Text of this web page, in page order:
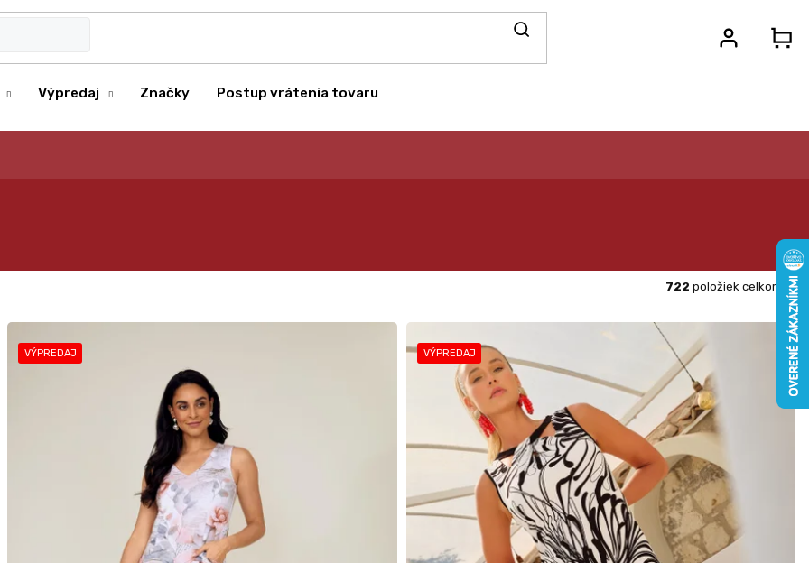
Výpredaj Značky Postup vrátenia tovaru
722 položiek celkom
VÝPREDAJ VÝPREDAJ